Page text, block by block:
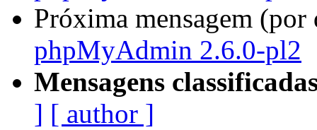
Próxima mensagem
phpMyAdmin 2.6.0-pl2
Mensagens
] [ author ]